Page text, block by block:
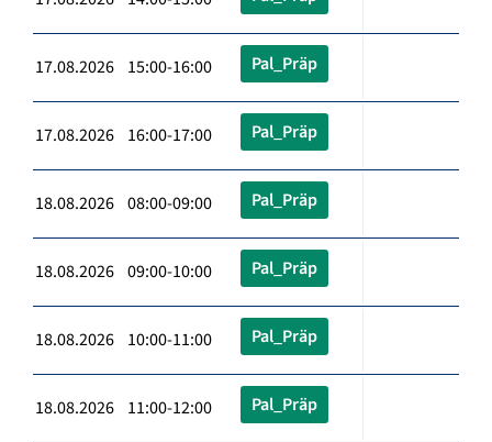
17.08.2026 15:00-16:00 Pal_Präp
17.08.2026 16:00-17:00 Pal_Präp
18.08.2026 08:00-09:00 Pal_Präp
18.08.2026 09:00-10:00 Pal_Präp
18.08.2026 10:00-11:00 Pal_Präp
18.08.2026 11:00-12:00 Pal_Präp